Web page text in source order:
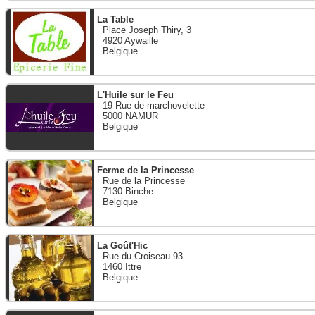
La Table
Place Joseph Thiry, 3
4920 Aywaille
Belgique
L'Huile sur le Feu
19 Rue de marchovelette
5000 NAMUR
Belgique
Ferme de la Princesse
Rue de la Princesse
7130 Binche
Belgique
La Goût'Hic
Rue du Croiseau 93
1460 Ittre
Belgique